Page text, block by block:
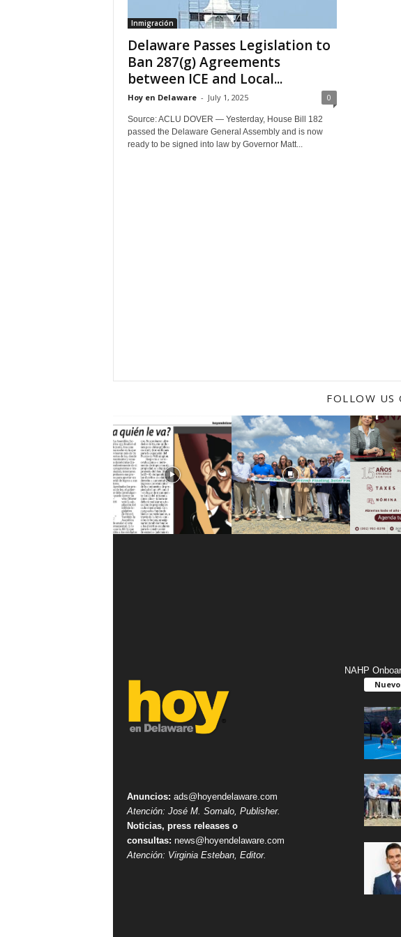
Inmigración
Delaware Passes Legislation to
Ban 287(g) Agreements
between ICE and Local...
Hoy en Delaware - July 1, 2025 0
Source: ACLU DOVER — Yesterday, House Bill 182
passed the Delaware General Assembly and is now
ready to be signed into law by Governor Matt...
FOLLOW US
NAHP
Anuncios: ads@hoyendelaware.com
Atención: José M. Somalo, Publisher.
Noticias, press releases o
consultas: news@hoyendelaware.com
Atención: Virginia Esteban, Editor.